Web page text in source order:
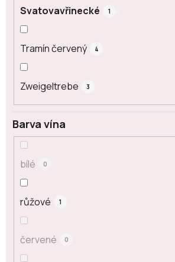
Svatovavřinecké 1
Tramín červený 4
Zweigeltrebe 3
Barva vína
bílé 0
růžové 1
červené 0